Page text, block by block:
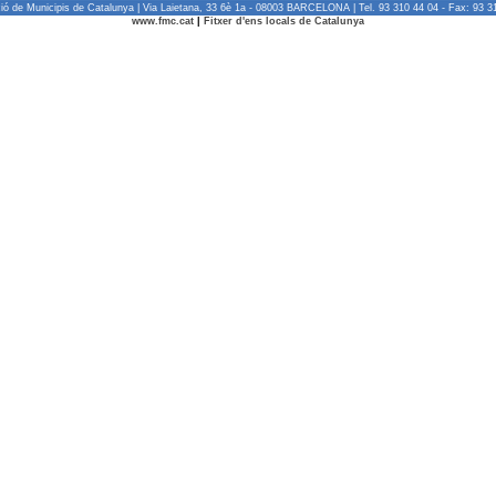
de Municipis de Catalunya | Via Laietana, 33 6è 1a - 08003 BARCELONA | Tel. 93 310 44 04 - Fax: 93
www.fmc.cat
Fitxer d'ens locals de Catalunya